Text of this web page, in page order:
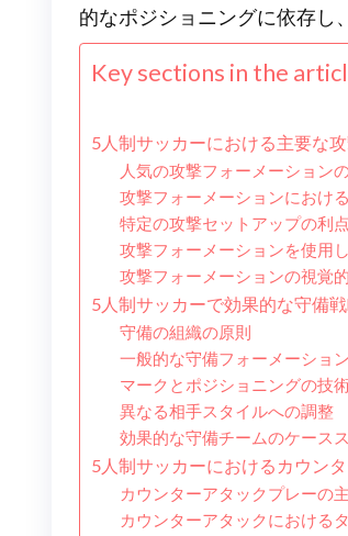
的なポジショニングに依存し
Key sections in the
5人制サッカーにおける主要な
人気の攻撃フォーメーション
攻撃フォーメーションにおけ
特定の攻撃セットアップの利点
攻撃フォーメーションを使用
攻撃フォーメーションの視覚
5人制サッカーで効果的な守備
守備の組織の原則
一般的な守備フォーメーショ
マークとポジショニングの技
異なる相手スタイルへの調整
効果的な守備チームのケース
5人制サッカーにおけるカウン
カウンターアタックプレーの
カウンターアタックにおける